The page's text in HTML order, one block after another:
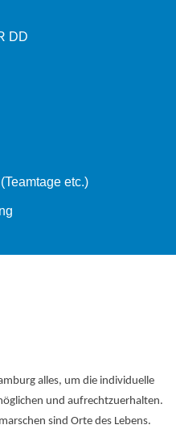
DD
etc.)
alles, um die individuelle
und aufrechtzuerhalten.
sind Orte des Lebens.